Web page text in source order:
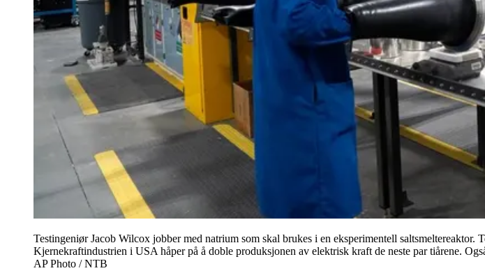
Testingeniør Jacob Wilcox jobber med natrium som skal brukes i en eksperimentell saltsmeltereaktor.
Kjernekraftindustrien i USA håper på å doble produksjonen av elektrisk kraft de neste par tiårene.
AP Photo / NTB